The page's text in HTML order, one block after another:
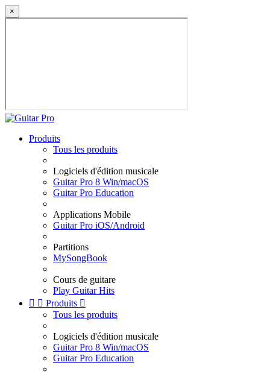
×
Produits
Tous les produits
Logiciels d'édition musicale
Guitar Pro 8 Win/macOS
Guitar Pro Education
Applications Mobile
Guitar Pro iOS/Android
Partitions
MySongBook
Cours de guitare
Play Guitar Hits
  Produits 
Tous les produits
Logiciels d'édition musicale
Guitar Pro 8 Win/macOS
Guitar Pro Education